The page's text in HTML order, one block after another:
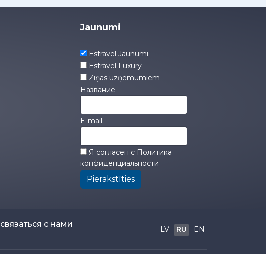
Jaunumi
Estravel Jaunumi
Estravel Luxury
Ziņas uzņēmumiem
Название
E-mail
Я согласен с Политика
конфиденциальности
Pierakstīties
связаться с нами
LV RU EN